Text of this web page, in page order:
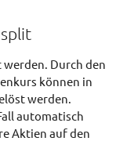
Durch den
können in
werden.
automatisch
Aktien auf den